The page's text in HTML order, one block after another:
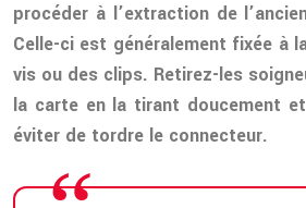
procéder à l’extraction de
Celle-ci est généralement fixée à
vis ou des clips. Retirez-les
la carte en la tirant doucement
éviter de tordre le connecteur.